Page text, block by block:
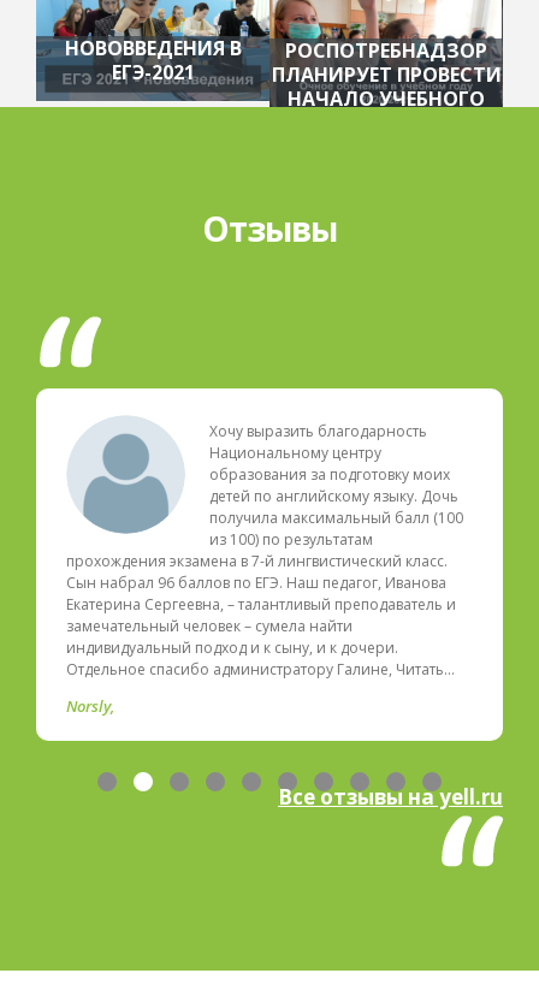
НОВОВВЕДЕНИЯ В
ЕГЭ-2021
РОСПОТРЕБНАДЗОР
ПЛАНИРУЕТ ПРОВЕСТИ
НАЧАЛО УЧЕБНОГО
Отзывы
Хочу выразить благодарность
Национальному центру
образования за подготовку моих
детей по английскому языку. Дочь
получила максимальный балл (100
из 100) по результатам
прохождения экзамена в 7-й лингвистический класс.
Сын набрал 96 баллов по ЕГЭ. Наш педагог, Иванова
Екатерина Сергеевна, – талантливый преподаватель и
замечательный человек – сумела найти
индивидуальный подход и к сыну, и к дочери.
Отдельное спасибо администратору Галине, Читать…
Norsly
Все отзывы на yell.ru